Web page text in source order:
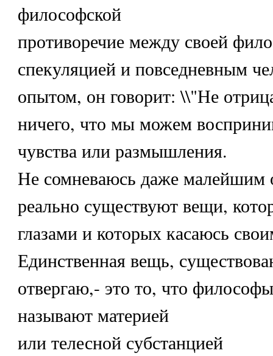
философской
противоречие между своей
спекуляцией и повседневным
опытом, он говорит: \\"Не
ничего, что мы можем
чувства или размышления.
Не сомневаюсь даже малейшим
реально существуют вещи,
глазами и которых касаюсь
Единственная вещь,
отвергаю,- это то, что философы
называют материей
или телесной субстанцией